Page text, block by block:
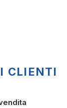
CLIENTI